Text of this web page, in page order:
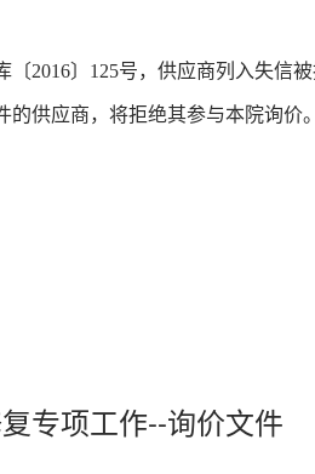
2016〕125号，供应商列入失信
供应商，将拒绝其参与本院询价。
专项工作--询价文件